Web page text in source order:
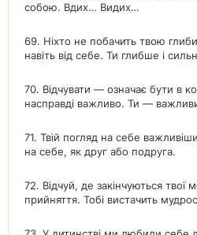
собою. Вдих… Видих…
69. Ніхто не побачить твою
навіть від себе. Ти глибше і
70. Відчувати — означає бути в
насправді важливо. Ти —
71. Твій погляд на себе
на себе, як друг або подруга.
72. Відчуй, де закінчуються твої
прийняття. Тобі вистачить